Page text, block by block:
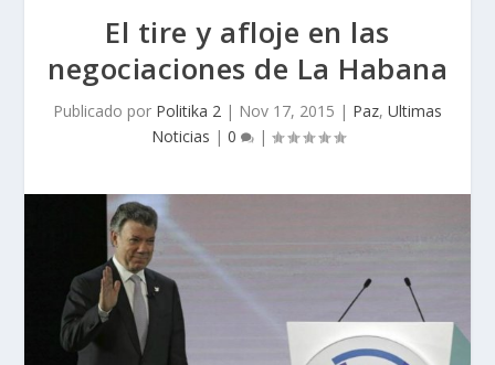
El tire y afloje en las
negociaciones de La Habana
Publicado por Politika 2 | Nov 17, 2015 | Paz, Ultimas
Noticias | 0 |